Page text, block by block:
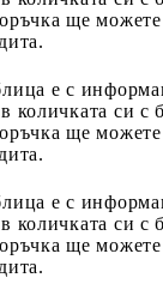
ще можете
е с
количката си с
ще можете
е с
количката си с
ще можете